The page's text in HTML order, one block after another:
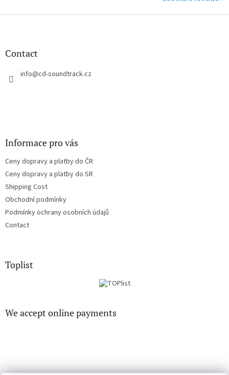
F
Contact
info@cd-soundtrack.cz
Informace pro vás
Ceny dopravy a platby do ČR
Ceny dopravy a platby do SR
Shipping Cost
Obchodní podmínky
Podmínky ochrany osobních údajů
Contact
Toplist
We accept online payments